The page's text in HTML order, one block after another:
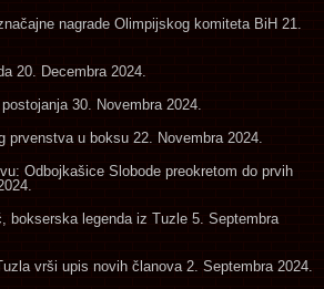
nagrade Olimpijskog komiteta BiH 21.
20. Decembra 2024.
30. Novembra 2024.
prvenstva u boksu 22. Novembra 2024.
Odbojkašice Slobode preokretom do prvih
bokserska legenda iz Tuzle 5. Septembra
vrši upis novih članova 2. Septembra 2024.